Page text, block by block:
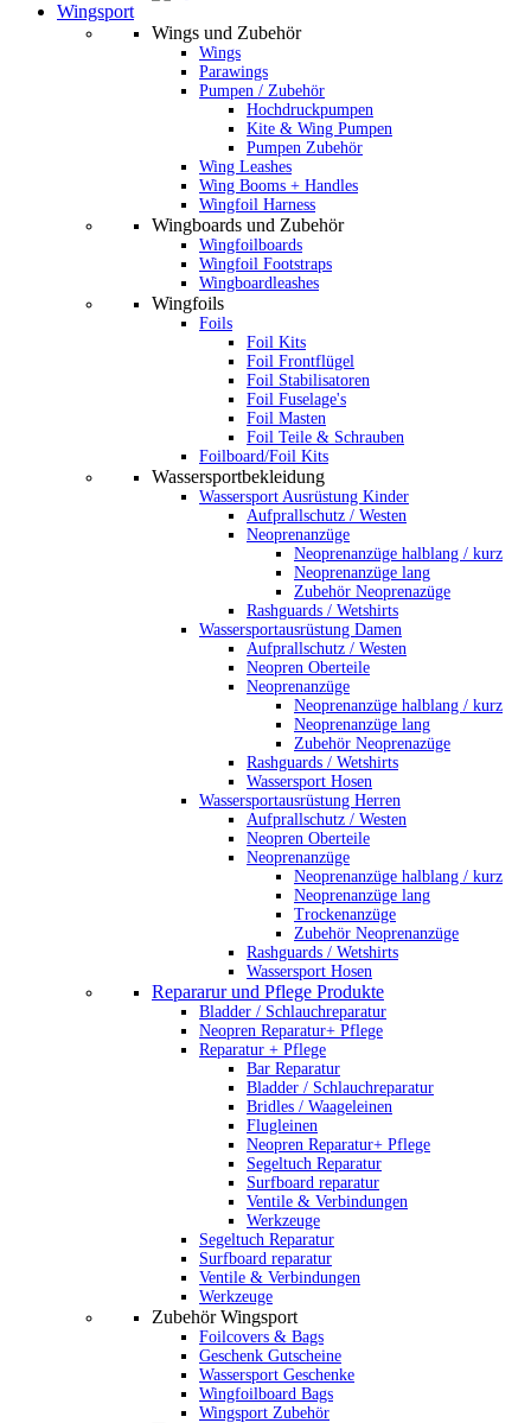
Wingsport
Wings und Zubehör
Wings
Parawings
Pumpen / Zubehör
Hochdruckpumpen
Kite & Wing Pumpen
Pumpen Zubehör
Wing Leashes
Wing Booms + Handles
Wingfoil Harness
Wingboards und Zubehör
Wingfoilboards
Wingfoil Footstraps
Wingboardleashes
Wingfoils
Foils
Foil Kits
Foil Frontflügel
Foil Stabilisatoren
Foil Fuselage's
Foil Masten
Foil Teile & Schrauben
Foilboard/Foil Kits
Wassersportbekleidung
Wassersport Ausrüstung Kinder
Aufprallschutz / Westen
Neoprenanzüge
Neoprenanzüge halblang / kurz
Neoprenanzüge lang
Zubehör Neoprenazüge
Rashguards / Wetshirts
Wassersportausrüstung Damen
Aufprallschutz / Westen
Neopren Oberteile
Neoprenanzüge
Neoprenanzüge halblang / kurz
Neoprenanzüge lang
Zubehör Neoprenazüge
Rashguards / Wetshirts
Wassersport Hosen
Wassersportausrüstung Herren
Aufprallschutz / Westen
Neopren Oberteile
Neoprenanzüge
Neoprenanzüge halblang / kurz
Neoprenanzüge lang
Trockenanzüge
Zubehör Neoprenanzüge
Rashguards / Wetshirts
Wassersport Hosen
Repararur und Pflege Produkte
Bladder / Schlauchreparatur
Neopren Reparatur+ Pflege
Reparatur + Pflege
Bar Reparatur
Bladder / Schlauchreparatur
Bridles / Waageleinen
Flugleinen
Neopren Reparatur+ Pflege
Segeltuch Reparatur
Surfboard reparatur
Ventile & Verbindungen
Werkzeuge
Segeltuch Reparatur
Surfboard reparatur
Ventile & Verbindungen
Werkzeuge
Zubehör Wingsport
Foilcovers & Bags
Geschenk Gutscheine
Wassersport Geschenke
Wingfoilboard Bags
Wingsport Zubehör